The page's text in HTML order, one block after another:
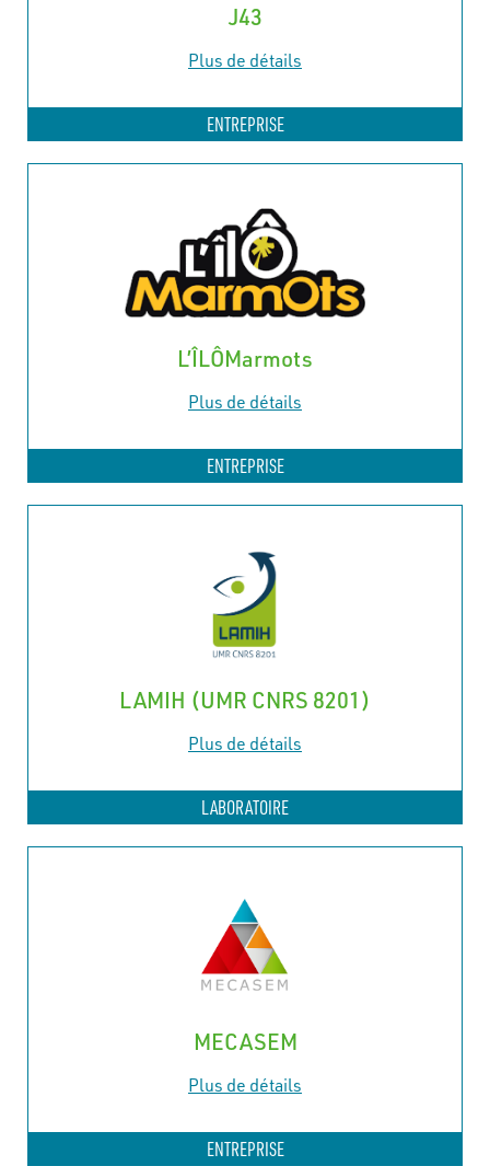
J43
Plus de détails
ENTREPRISE
L’ÎLÔMarmots
Plus de détails
ENTREPRISE
LAMIH (UMR CNRS 8201)
Plus de détails
LABORATOIRE
MECASEM
Plus de détails
ENTREPRISE